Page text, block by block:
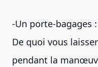
-Un porte-bagages
De quoi vous
pendant la